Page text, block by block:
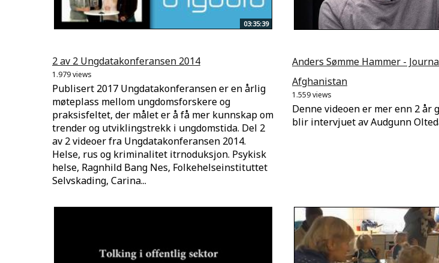
03:35:39
2 av 2 Ungdatakonferansen 2014
1.979 views
Publisert 2017 Ungdatakonferansen er en årlig
møteplass mellom ungdomsforskere og
praksisfeltet, der målet er å få mer kunnskap om
trender og utviklingstrekk i ungdomstida. Del 2
av 2 videoer fra Ungdatakonferansen 2014.
Helse, rus og kriminalitet itrnoduksjon. Psykisk
helse, Ragnhild Bang Nes, Folkehelseinstituttet
Selvskading, Carina...
Anders Sømme Hammer -
Afghanistan
1.559 views
Denne videoen er mer enn 2 år
blir intervjuet av Audgunn